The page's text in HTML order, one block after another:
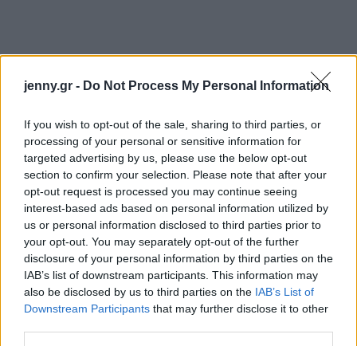
jenny.gr - Do Not Process My Personal Information
If you wish to opt-out of the sale, sharing to third parties, or
processing of your personal or sensitive information for
targeted advertising by us, please use the below opt-out
section to confirm your selection. Please note that after your
opt-out request is processed you may continue seeing
interest-based ads based on personal information utilized by
us or personal information disclosed to third parties prior to
your opt-out. You may separately opt-out of the further
disclosure of your personal information by third parties on the
IAB’s list of downstream participants. This information may
also be disclosed by us to third parties on the IAB’s List of
Downstream Participants that may further disclose it to other